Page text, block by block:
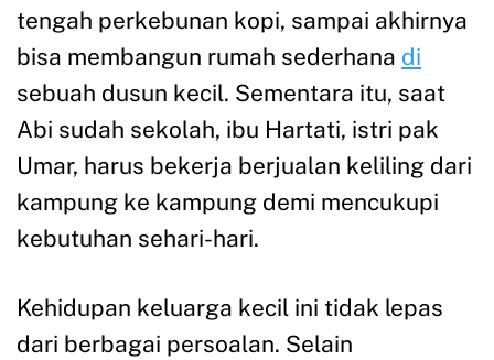
tengah perkebunan kopi, sampai akhirnya
bisa membangun rumah sederhana di
sebuah dusun kecil. Sementara itu, saat
Abi sudah sekolah, ibu Hartati, istri pak
Umar, harus bekerja berjualan keliling dari
kampung ke kampung demi mencukupi
kebutuhan sehari-hari.
Kehidupan keluarga kecil ini tidak lepas
dari berbagai persoalan. Selain